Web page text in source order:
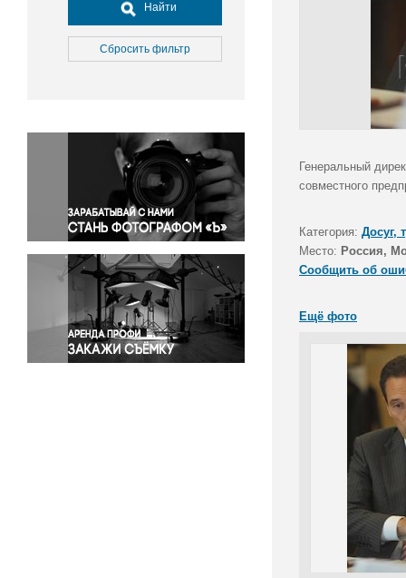
Досуг, туризм и отдых
Культура
Медицина
Окружающая среда
Политика
Правосудие
Происшествия и конфликты
Религия
Светская жизнь
Спорт
Экология
Экономика и бизнес
Найти
Сбросить фильтр
Генеральный
совместного
Категория: Досуг,
Место: Россия,
Сообщить об
Ещё фото